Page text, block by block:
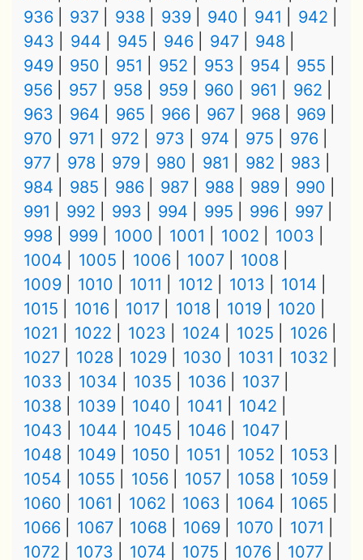
936
937 938 939 940 941
942
943
944 945 946 947
948
949
950 951 952 953 954
955
956
957 958 959 960 961
962
963
964 965 966 967 968
969
970
971 972 973 974 975
976
977
978 979 980 981 982
983
984
985 986 987 988 989
990
991
992 993 994 995 996
997
998
999 1000 1001 1002
1003
1004
1005 1006 1007
1008
1009
1010 1011 1012 1013
1014
1015
1016 1017 1018 1019
1020
1021
1022 1023 1024 1025
1026
1027
1028 1029 1030 1031
1032
1033
1034 1035 1036
1037
1038
1039 1040 1041
1042
1043
1044 1045 1046
1047
1048
1049 1050 1051 1052
1053
1054
1055 1056 1057 1058
1059
1060
1061 1062 1063 1064
1065
1066
1067 1068 1069 1070
1071
1072
1073 1074 1075 1076 1077